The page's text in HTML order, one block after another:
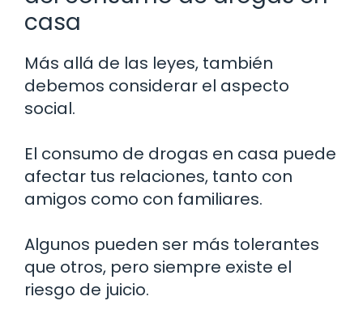
casa
Más allá de las leyes, también
debemos considerar el aspecto
social.
El consumo de drogas en casa puede
afectar tus relaciones, tanto con
amigos como con familiares.
Algunos pueden ser más tolerantes
que otros, pero siempre existe el
riesgo de juicio.